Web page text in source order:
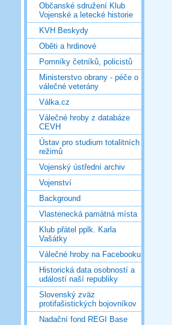
Občanské sdružení Klub
Vojenské a letecké historie
KVH Beskydy
Oběti a hrdinové
Pomníky četníků, policistů
Ministerstvo obrany - péče o
válečné veterány
Válka.cz
Válečné hroby z databáze
CEVH
Ústav pro studium totalitních
režimů
Vojenský ústřední archiv
Vojenství
Background
Vlastenecká památná místa
Klub přátel pplk. Karla
Vašátky
Válečné hroby na Facebooku
Historická data osobností a
událostí naší republiky
Slovenský zväz
protifašistických bojovníkov
Nadační fond REGI Base